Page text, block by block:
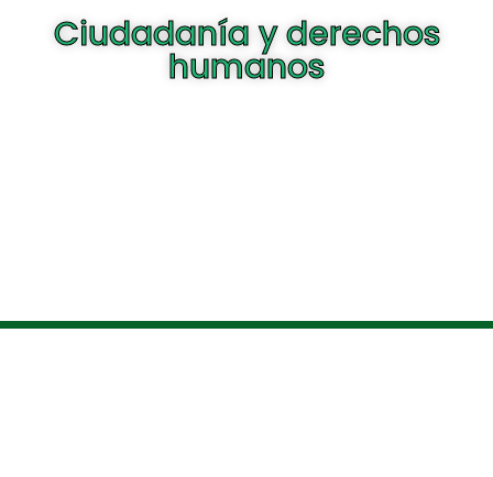
Ciudadanía y derechos
humanos